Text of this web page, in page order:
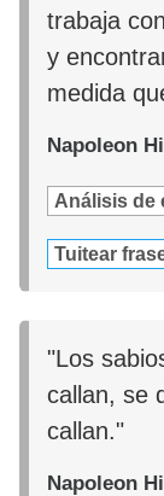
trabaja
y
medida
Napoleon Hill
Análisis de
Tuitear
"Los
callan, se
callan."
Napoleon